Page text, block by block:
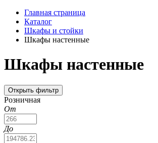
Главная страница
Каталог
Шкафы и стойки
Шкафы настенные
Шкафы настенные
Открыть фильтр
Розничная
От
До